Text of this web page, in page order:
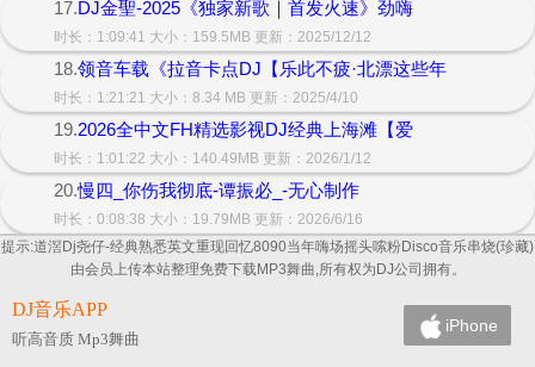
17.DJ金聖-2025《独家新歌｜首发火速》劲嗨
时长：1:09:41 大小：159.5MB 更新：2025/12/12
18.领音车载《拉音卡点DJ【乐此不疲·北漂这些年
时长：1:21:21 大小：8.34 MB 更新：2025/4/10
19.2026全中文FH精选影视DJ经典上海滩【爱
时长：1:01:22 大小：140.49MB 更新：2026/1/12
20.慢四_你伤我彻底-谭振必_-无心制作
时长：0:08:38 大小：19.79MB 更新：2026/6/16
提示:道滘Dj尧仔-经典熟悉英文重现回忆8090当年嗨场摇头嗦粉Disco音乐串烧(珍藏)
由会员上传本站整理免费下载MP3舞曲,所有权为DJ公司拥有。
DJ音乐APP
听高音质 Mp3舞曲
iPhone